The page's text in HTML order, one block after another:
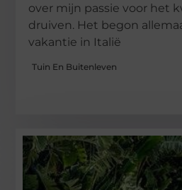
over mijn passie voor het
druiven. Het begon
vakantie in Italië
Tuin En Buitenleven